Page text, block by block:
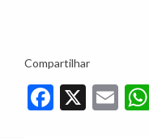
Compartilhar
X